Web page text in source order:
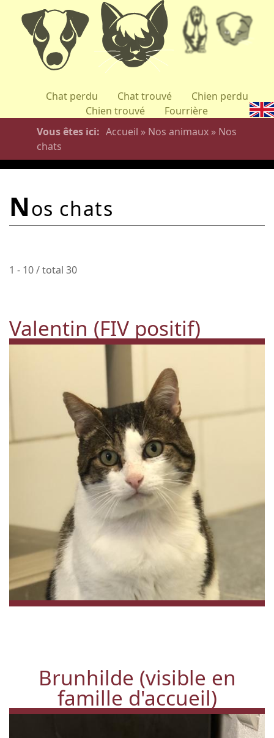
Aller
au
contenu
principal
Chat perdu Chat trouvé
Chien perdu
Chien trouvé
Fourrière
Vous êtes ici
Accueil » Nos animaux » Nos
chats
nos chats
1 - 10 / total 30
Valentin (FIV positif)
Brunhilde (visible en
famille d'accueil)